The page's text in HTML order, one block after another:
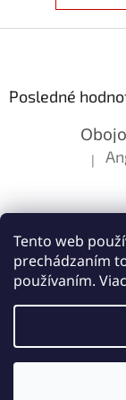
Tento web
prechádzaním
používaním.
Posledné
|
Copyright 2026